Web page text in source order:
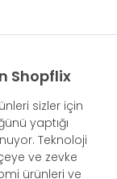
Shopflix
sizler için
yaptığı
Teknoloji
ve zevke
ürünleri ve